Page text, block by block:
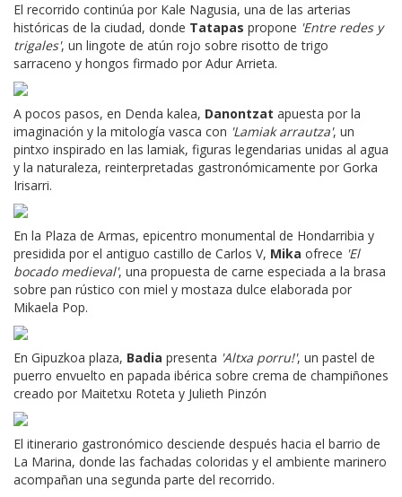
El recorrido continúa por Kale Nagusia, una de las arterias
históricas de la ciudad, donde Tatapas propone 'Entre redes y
trigales', un lingote de atún rojo sobre risotto de trigo
sarraceno y hongos firmado por Adur Arrieta.
A pocos pasos, en Denda kalea, Danontzat apuesta por la
imaginación y la mitología vasca con 'Lamiak arrautza', un
pintxo inspirado en las lamiak, figuras legendarias unidas al agua
y la naturaleza, reinterpretadas gastronómicamente por Gorka
Irisarri.
En la Plaza de Armas, epicentro monumental de Hondarribia y
presidida por el antiguo castillo de Carlos V, Mika ofrece 'El
bocado medieval', una propuesta de carne especiada a la brasa
sobre pan rústico con miel y mostaza dulce elaborada por
Mikaela Pop.
En Gipuzkoa plaza, Badia presenta 'Altxa porru!', un pastel de
puerro envuelto en papada ibérica sobre crema de champiñones
creado por Maitetxu Roteta y Julieth Pinzón
El itinerario gastronómico desciende después hacia el barrio de
La Marina, donde las fachadas coloridas y el ambiente marinero
acompañan una segunda parte del recorrido.